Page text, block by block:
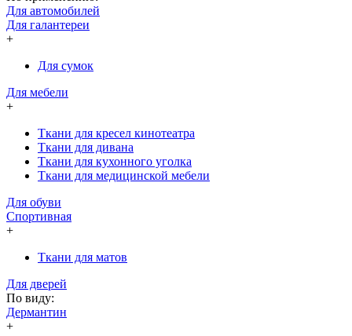
Для автомобилей
Для галантереи
+
Для сумок
Для мебели
+
Ткани для кресел кинотеатра
Ткани для дивана
Ткани для кухонного уголка
Ткани для медицинской мебели
Для обуви
Спортивная
+
Ткани для матов
Для дверей
По виду:
Дермантин
+